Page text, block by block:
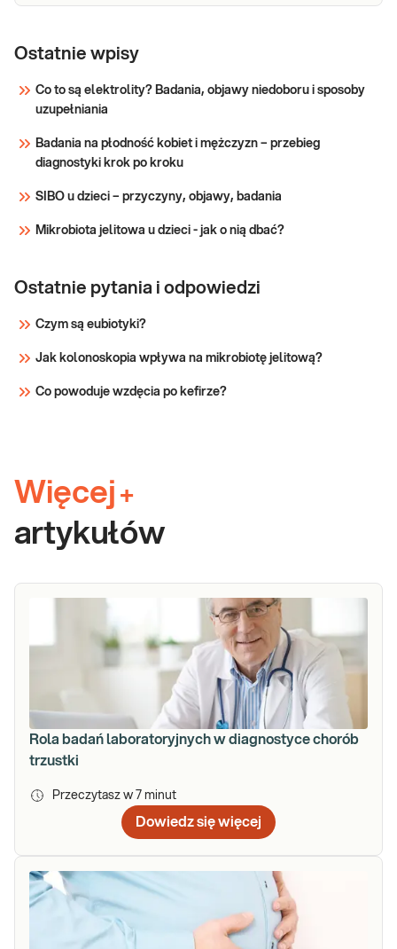
Ostatnie wpisy
Co to są elektrolity? Badania, objawy niedoboru i sposoby
uzupełniania
Badania na płodność kobiet i mężczyzn – przebieg
diagnostyki krok po kroku
SIBO u dzieci – przyczyny, objawy, badania
Mikrobiota jelitowa u dzieci - jak o nią dbać?
Ostatnie pytania i odpowiedzi
Czym są eubiotyki?
Jak kolonoskopia wpływa na mikrobiotę jelitową?
Co powoduje wzdęcia po kefirze?
Więcej +
artykułów
Rola badań laboratoryjnych w diagnostyce chorób
trzustki
Przeczytasz w 7 minut
Dowiedz się więcej